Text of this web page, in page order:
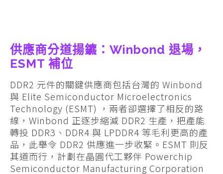
供應商分道揚鑣：Winbond 退場，
ESMT 補位
DDR2 元件的關鍵供應商包括台灣的 Winbond
與 Elite Semiconductor Microelectronics
Technology (ESMT) ，兩者卻選擇了相反的路
線，Winbond 正逐步縮減 DDR2 生產，把產能
轉投 DDR3、DDR4 與 LPDDR4 等毛利更高的產
品，此舉令 DDR2 供應進一步收緊。ESMT 則反
其道而行，計劃在晶圓代工夥伴 Powerchip
Semiconductor Manufacturing Corporation